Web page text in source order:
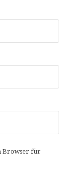
Browser für